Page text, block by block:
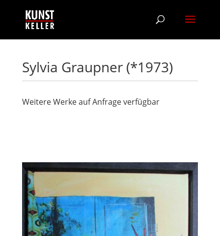
Sylvia Graupner (*1973)
Weitere Werke auf Anfrage verfügbar